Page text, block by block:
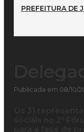
PREFEITURA DE
Publicada em 08/10/